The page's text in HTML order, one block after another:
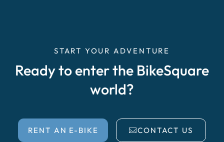
START YOUR ADVENTURE
Ready to enter the BikeSquare
world?
RENT AN E-BIKE CONTACT US